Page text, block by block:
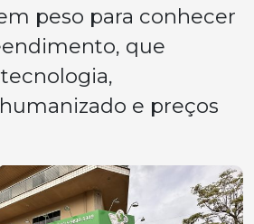
peso para conhecer
que
e preços